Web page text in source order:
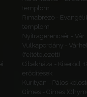
templom
Rimabrézó -
templom
Nyitragerencsér - Vár
Vulkapordány -
(feltételezett)
Cibakháza - Kiserőd,
erődítések
Kurityán - Pálos
Gímes - Gímes